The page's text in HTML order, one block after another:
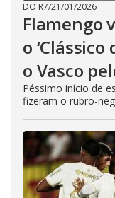
DO R7/21/01/2026
Flamengo
o
o Vasco
Péssimo início de
fizeram o rubro-